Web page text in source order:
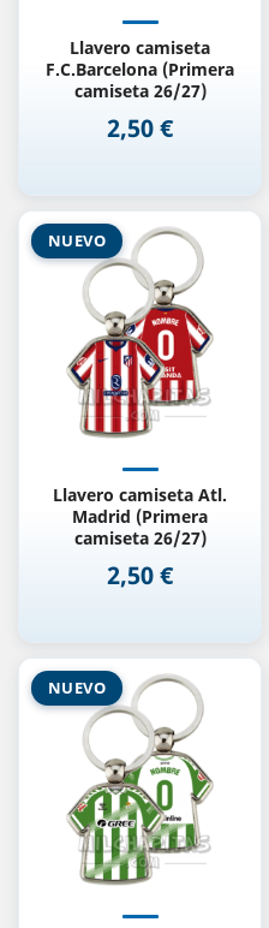
Llavero camiseta
F.C.Barcelona (Primera
camiseta 26/27)
Precio
2,50 €
Llavero camiseta Atl.
Madrid (Primera
camiseta 26/27)
Precio
2,50 €
NUEVO
NUEVO